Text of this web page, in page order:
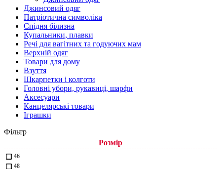
Джинсовий одяг
Патріотична символіка
Спідня білизна
Купальники, плавки
Речі для вагітних та годуючих мам
Верхній одяг
Товари для дому
Взуття
Шкарпетки і колготи
Головні убори, рукавиці, шарфи
Аксесуари
Канцелярські товари
Іграшки
Фільтр
Розмір
46
48